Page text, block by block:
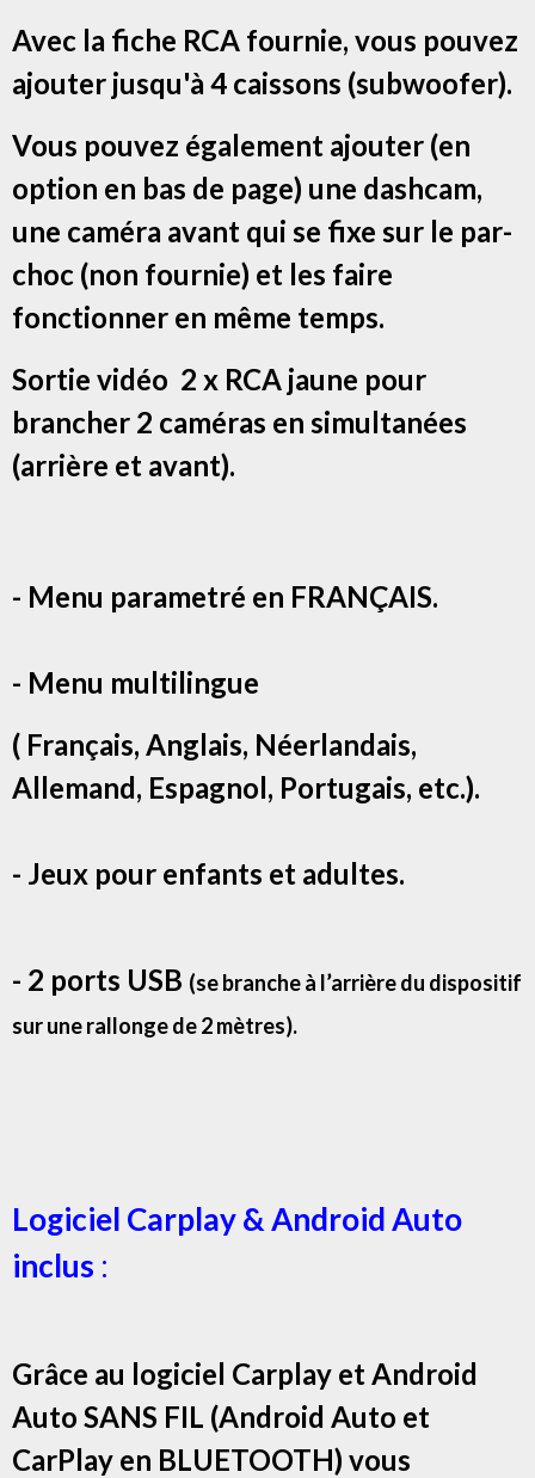
Avec la fiche RCA fournie, vous pouvez
ajouter jusqu'à 4 caissons (subwoofer).
Vous pouvez également ajouter (en
option en bas de page) une dashcam,
une caméra avant qui se fixe sur le par-
choc (non fournie) et les faire
fonctionner en même temps.
Sortie vidéo 2 x RCA jaune pour
brancher 2 caméras en simultanées
(arrière et avant).
- Menu parametré en FRANÇAIS.
- Menu multilingue
( Français, Anglais, Néerlandais,
Allemand, Espagnol, Portugais, etc.).
- Jeux pour enfants et adultes.
- 2 ports USB (se branche à l’arrière du dispositif
sur une rallonge de 2 mètres).
Logiciel Carplay & Android Auto
inclus :
Grâce au logiciel Carplay et Android
Auto SANS FIL (Android Auto et
CarPlay en BLUETOOTH) vous